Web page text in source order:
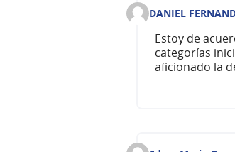
Comentario 195
DANIEL
Estoy de
categorías
aficionado la